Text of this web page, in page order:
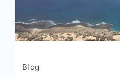
Blog